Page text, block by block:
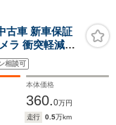
車 新車保証
減ブ
車線キープ A
相談可
本体価格
360.0万円
走行 0.5万km